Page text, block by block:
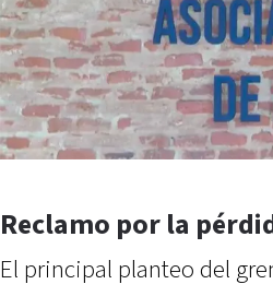
Reclamo por la
El principal planteo del